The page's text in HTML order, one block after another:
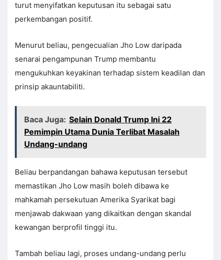
turut menyifatkan keputusan itu sebagai satu
perkembangan positif.
Menurut beliau, pengecualian Jho Low daripada
senarai pengampunan Trump membantu
mengukuhkan keyakinan terhadap sistem keadilan dan
prinsip akauntabiliti.
Baca Juga: Selain Donald Trump Ini 22
Pemimpin Utama Dunia Terlibat Masalah
Undang-undang
Beliau berpandangan bahawa keputusan tersebut
memastikan Jho Low masih boleh dibawa ke
mahkamah persekutuan Amerika Syarikat bagi
menjawab dakwaan yang dikaitkan dengan skandal
kewangan berprofil tinggi itu.
Tambah beliau lagi, proses undang-undang perlu